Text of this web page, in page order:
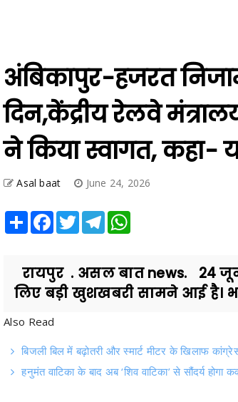
अंबिकापुर-हजरत
दिन,केंद्रीय रेलवे
ने किया स्वागत, कहा-
Asal baat June 24, 2026
Share Facebook
Twitter Telegram
रायपुर . असल बात news. 24 जून
लिए बड़ी खुशखबरी सामने आई है।
Also Read
बिजली बिल में बढ़ोतरी और स्मार्ट मीटर के खिलाफ
हनुमंत वाटिका के बाद अब ‘शिव वाटिका’ से सौंदर्य होगा